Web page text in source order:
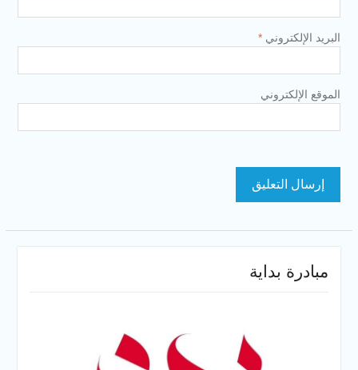
البريد الإلكتروني *
الموقع الإلكتروني
مبادرة بداية